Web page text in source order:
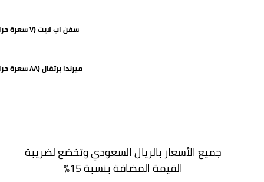
سفن اب لايت (٧ سعرة حرارية)
ميرندا برتقال (٨٨ سعرة حرارية)
جميع الأسعار بالريال السعودي وتخضع لضريبة
القيمة المضافة بنسبة 15%